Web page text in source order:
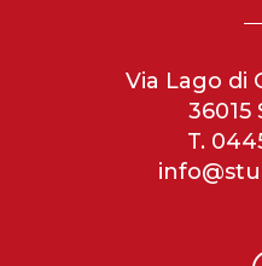
Via Lago di
36015
T.